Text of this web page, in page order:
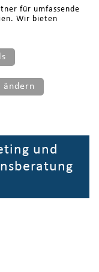
für umfassende
Wir bieten
ändern
und